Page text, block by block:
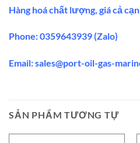
Hàng hoá chất lượng, giá cả
Phone: 0359643939 (Zalo)
Email: sales@port-oil-gas-
SẢN PHẨM TƯƠNG TỰ